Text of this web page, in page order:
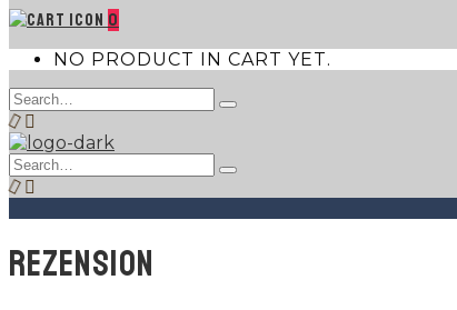
0
NO PRODUCT IN CART YET.
Search
for:
Type
Search
for:
Type
REZENSION